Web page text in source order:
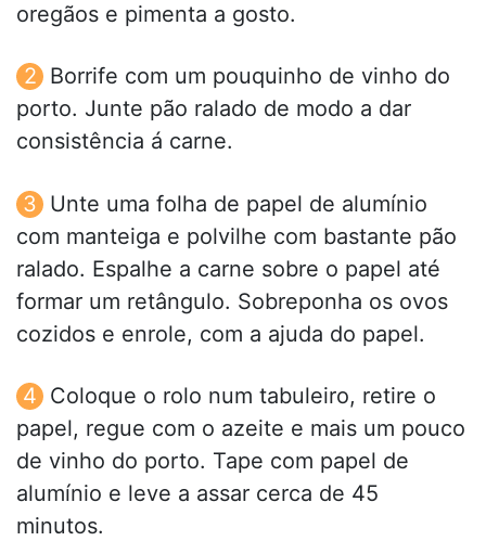
oregãos e pimenta a gosto.
Borrife com um pouquinho de vinho do
porto. Junte pão ralado de modo a dar
consistência á carne.
Unte uma folha de papel de alumínio
com manteiga e polvilhe com bastante pão
ralado. Espalhe a carne sobre o papel até
formar um retângulo. Sobreponha os ovos
cozidos e enrole, com a ajuda do papel.
Coloque o rolo num tabuleiro, retire o
papel, regue com o azeite e mais um pouco
de vinho do porto. Tape com papel de
alumínio e leve a assar cerca de 45
minutos.